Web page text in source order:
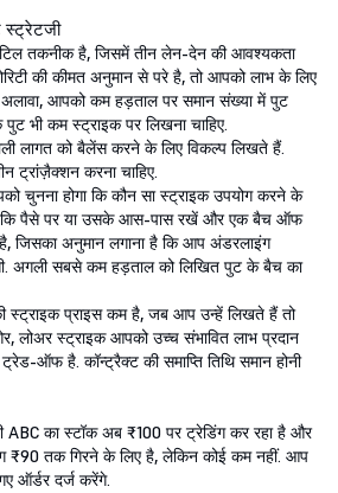
स्ट्रेटजी
तकनीक है, जिसमें तीन लेन-देन की आवश्यकता
की कीमत अनुमान से परे है, तो आपको लाभ के लिए
आपको कम हड़ताल पर समान संख्या में पुट
भी कम स्ट्राइक पर लिखना चाहिए.
लागत को बैलेंस करने के लिए विकल्प लिखते हैं.
ट्रांज़ैक्शन करना चाहिए.
चुनना होगा कि कौन सा स्ट्राइक उपयोग करने के
कि पैसे पर या उसके आस-पास रखें और एक बैच ऑफ
जिसका अनुमान लगाना है कि आप अंडरलाइंग
अगली सबसे कम हड़ताल को लिखित पुट के बैच का
स्ट्राइक प्राइस कम है, जब आप उन्हें लिखते हैं तो
लोअर स्ट्राइक आपको उच्च संभावित लाभ प्रदान
ऑफ है. कॉन्ट्रैक्ट की समाप्ति तिथि समान होनी
ABC का स्टॉक अब ₹100 पर ट्रेडिंग कर रहा है और
₹90 तक गिरने के लिए है, लेकिन कोई कम नहीं. आप
ऑर्डर दर्ज करेंगे.